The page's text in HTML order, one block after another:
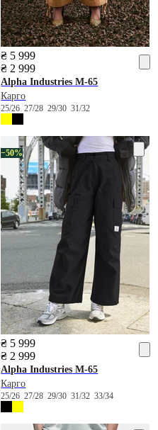
₴ 5 999
₴ 2 999
Alpha Industries M-65
Карго
25/2627/2829/3031/32
−50%
₴ 5 999
₴ 2 999
Alpha Industries M-65
Карго
25/2627/2829/3031/3233/34